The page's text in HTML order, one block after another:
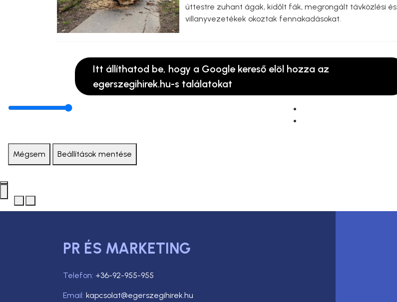
úttestre zuhant ágak, kidőlt fák, megrongált távközlési és
villanyvezetékek okoztak fennakadásokat.
Itt állíthatod be, hogy a Google kereső elöl hozza az
egerszegihirek.hu-s találatokat
Mégsem Beállítások mentése
PR ÉS MARKETING
Telefon: +36-92-955-955
Email: kapcsolat@egerszegihirek.hu